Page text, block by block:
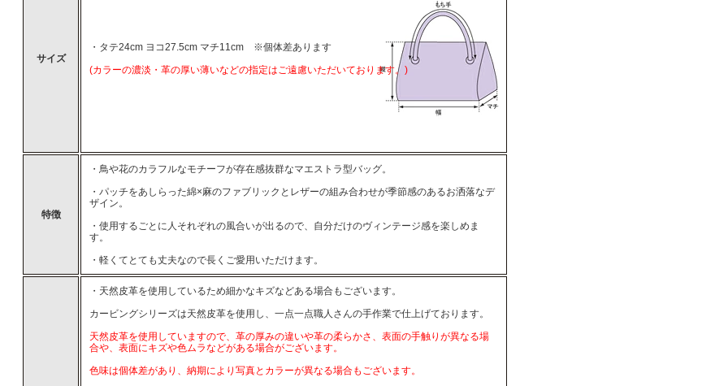
サイズ
・タテ24cm ヨコ27.5cm マチ11cm ※個体差あります
(カラーの濃淡・革の厚い薄いなどの指定はご遠慮いただいております。)
特徴
・鳥や花のカラフルなモチーフが存在感抜群なマエストラ型バッグ。
・パッチをあしらった綿×麻のファブリックとレザーの組み合わせが季節感のあるお洒落なデ
ザイン。
・使用するごとに人それぞれの風合いが出るので、自分だけのヴィンテージ感を楽しめま
す。
・軽くてとても丈夫なので長くご愛用いただけます。
・天然皮革を使用しているため細かなキズなどある場合もございます。
カービングシリーズは天然皮革を使用し、一点一点職人さんの手作業で仕上げております。
天然皮革を使用していますので、革の厚みの違いや革の柔らかさ、表面の手触りが異なる場
合や、表面にキズや色ムラなどがある場合がございます。
色味は個体差があり、納期により写真とカラーが異なる場合もございます。